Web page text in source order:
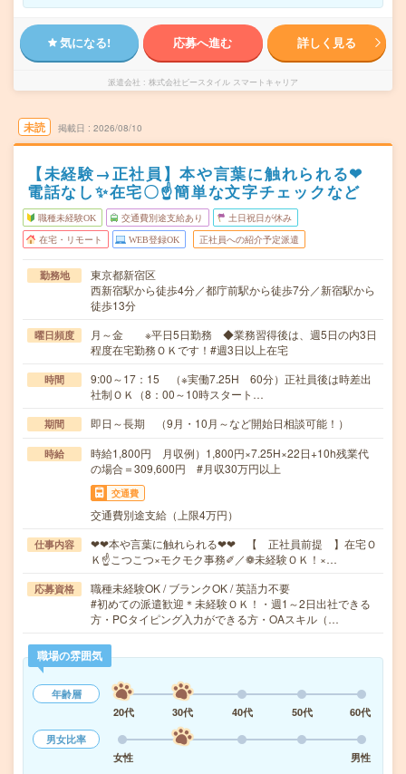
気になる! 応募へ進む 詳しく見る
派遣会社 株式会社ビースタイル スマートキャリア
未読 掲載日 2026/08/10
【未経験→正社員】本や言葉に触れられる❤
電話なし✨在宅〇☝簡単な文字チェックなど
職種未経験OK 交通費別途支給あり 土日祝日が休み
在宅・リモート WEB登録OK 正社員への紹介予定派遣
勤務地
東京都新宿区
西新宿駅から徒歩4分／都庁前駅から徒歩7分／新宿駅から
徒歩13分
曜日頻度
月～金 ※平日5日勤務 ◆業務習得後は、週5日の内3日
程度在宅勤務ＯＫです！#週3日以上在宅
時間
9:00～17：15 （※実働7.25H 60分）正社員後は時差出
社制ＯＫ（8：00～10時スタート…
期間 即日～長期 （9月・10月～など開始日相談可能！）
時給
時給1,800円 月収例）1,800円×7.25H×22日+10h残業代
の場合＝309,600円 #月収30万円以上
交通費
交通費別途支給（上限4万円）
仕事内容
❤❤本や言葉に触れられる❤❤ 【 正社員前提 】在宅Ｏ
Ｋ☝こつこつ×モクモク事務✐／❁未経験ＯＫ！×…
応募資格
職種未経験OK / ブランクOK / 英語力不要
#初めての派遣歓迎＊未経験ＯＫ！・週1～2日出社できる
方・PCタイピング入力ができる方・OAスキル（…
職場の雰囲気
年齢層
20代
30代 40代 50代
60代
男女比率
女性
男性